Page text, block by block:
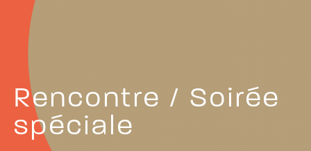
Rencontre / Soirée
spéciale